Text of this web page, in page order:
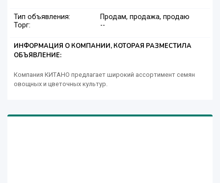
Тип объявления:
Продам, продажа, продаю
Торг:
--
ИНФОРМАЦИЯ О КОМПАНИИ, КОТОРАЯ РАЗМЕСТИЛА
ОБЪЯВЛЕНИЕ:
Компания КИТАНО предлагает широкий ассортимент семян
овощных и цветочных культур.